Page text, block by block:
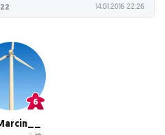
z mapą europejską jest
kilka dodatkowych
(Europa je posiada), co
przyblokować. Gra szybko
jakieś trasy. Trudno więc
pociągów i biletów - w wersji
karty do gry.
22 14.01.2016 22:26